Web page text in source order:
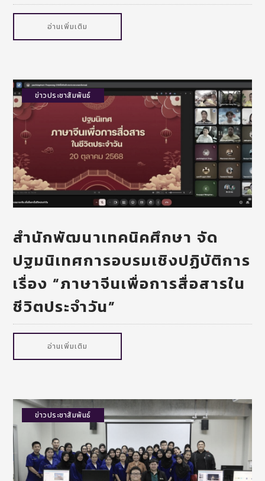
อ่านเพิ่มเติม
ข่าวประชาสัมพันธ์
สำนักพัฒนาเทคนิคศึกษา จัด
ปฐมนิเทศการอบรมเชิงปฏิบัติการ
เรื่อง “ภาษาจีนเพื่อการสื่อสารใน
ชีวิตประจำวัน”
อ่านเพิ่มเติม
ข่าวประชาสัมพันธ์